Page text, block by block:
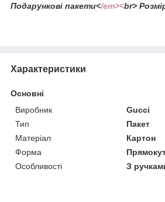
Подарункові пакети</em><br>
Характеристики
Основні
Виробник
Gucci
Тип
Пакет
Матеріал
Картон
Форма
Особливості
З